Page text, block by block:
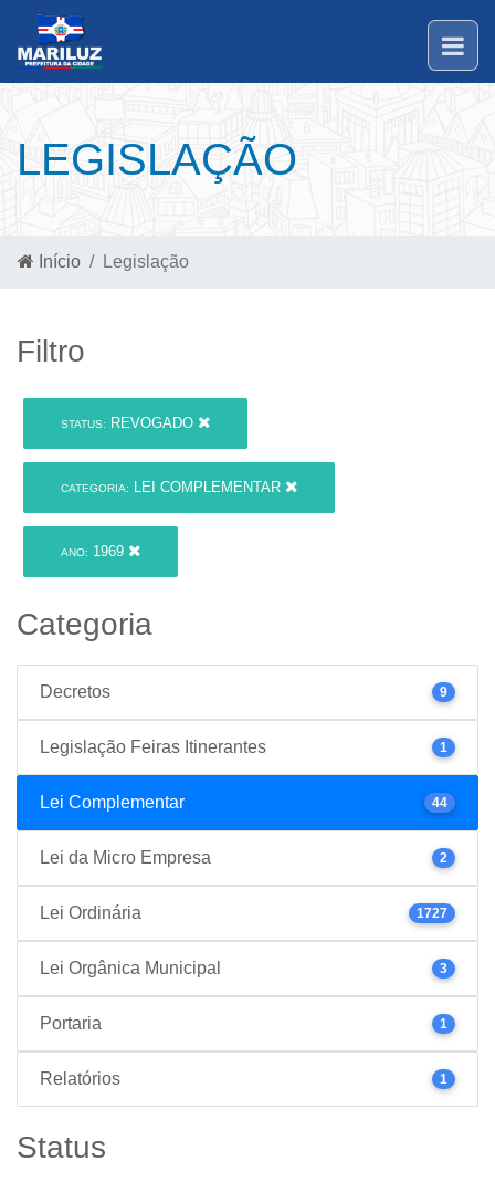
LEGISLAÇÃO
Início Legislação
Filtro
STATUS: REVOGADO
CATEGORIA: LEI COMPLEMENTAR
ANO: 1969
Categoria
Decretos 9
Legislação Feiras Itinerantes 1
Lei Complementar 44
Lei da Micro Empresa 2
Lei Ordinária 1727
Lei Orgânica Municipal 3
Portaria 1
Relatórios 1
Status